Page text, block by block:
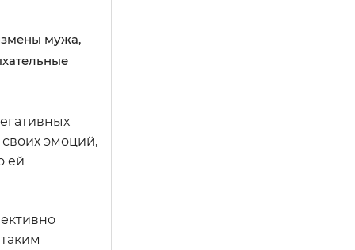
мужа,
эмоций,
ей